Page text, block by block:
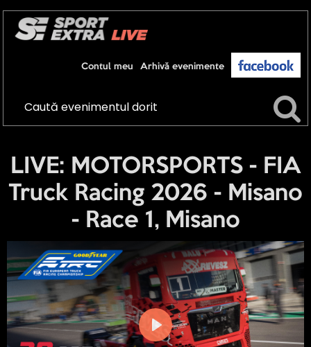
Arhivă evenimente
Contul meu
LIVE: MOTORSPORTS - FIA
Truck Racing 2026 - Misano
- Race 1, Misano